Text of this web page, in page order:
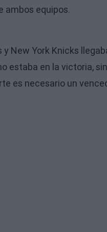
ambos equipos.
New York Knicks
estaba en la victoria,
es necesario un